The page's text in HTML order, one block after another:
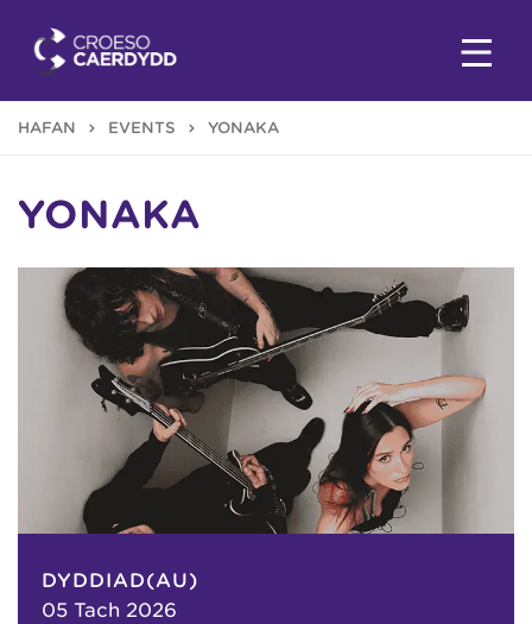
HAFAN EVENTS YONAKA
YONAKA
DYDDIAD(AU)
05 Tach 2026